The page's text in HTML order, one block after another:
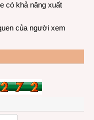
có khả năng xuất
của người xem